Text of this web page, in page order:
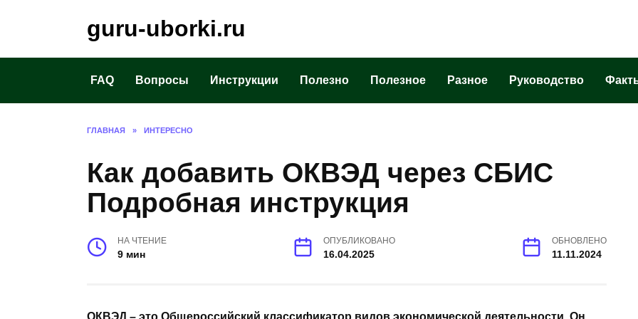
guru-uborki.ru
FAQ Вопросы Инструкции Полезно Полезное Разное Руководство
ГЛАВНАЯ » ИНТЕРЕСНО
Как добавить ОКВЭД через СБИС
Подробная инструкция
НА ЧТЕНИЕ
9 мин
ОПУБЛИКОВАНО
16.04.2025
ОБНОВЛЕНО
11.11.2024